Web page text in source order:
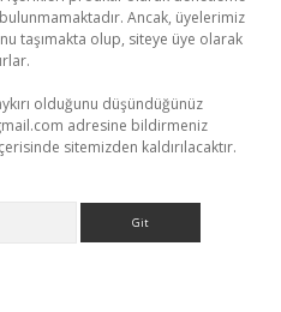
Ancak, üyelerimiz
taşımakta olup, siteye üye olarak
olduğunu düşündüğünüz
adresine bildirmeniz
sitemizden kaldırılacaktır.